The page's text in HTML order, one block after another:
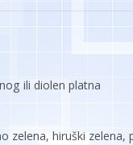
ili diolen platna
zelena, hiruški